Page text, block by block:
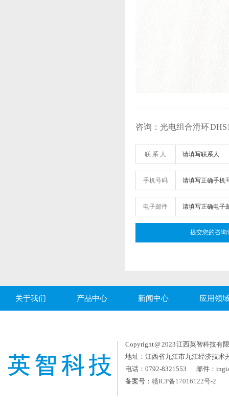
咨询：光电组合滑环
联 系 人
手机号码
电子邮件
关于我们 产品中心 新闻中心 应用领
Copyright @ 2023 江西英智科技有
地址：江西省九江市九江经济技术
电话：0792-8321553 邮件：
备案号： 赣ICP备17016122号-2